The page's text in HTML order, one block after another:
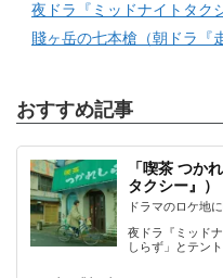
夜ドラ『ミッドナイトタク
賤ヶ岳の七本槍（朝ドラ『
おすすめ記事
「喫茶 つか
タクシー』）
ドラマのロケ地
夜ドラ『ミッド
しらず」とテン